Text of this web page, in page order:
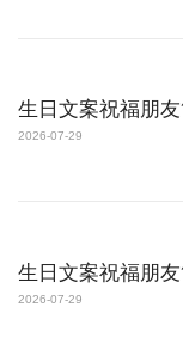
生日文案祝福朋
2026-07-29
生日文案祝福朋
2026-07-29